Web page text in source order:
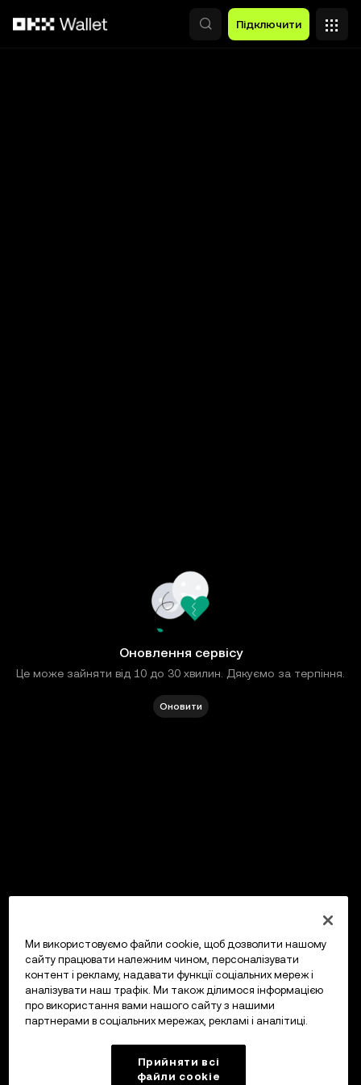
Підключити
Оновлення сервісу
Це може зайняти від 10 до 30 хвилин. Дякуємо за терпіння.
Оновити
Ми використовуємо файли cookie, щоб дозволити нашому
сайту працювати належним чином, персоналізувати
контент і рекламу, надавати функції соціальних мереж і
аналізувати наш трафік. Ми також ділимося інформацією
про використання вами нашого сайту з нашими
партнерами в соціальних мережах, рекламі і аналітиці.
Прийняти всі
файли сookie